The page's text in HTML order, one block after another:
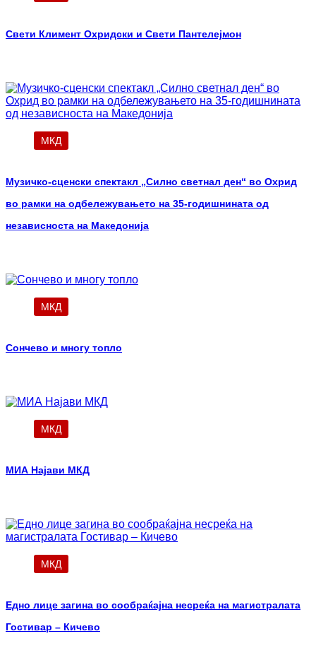
Свети Климент Охридски и Свети Пантелејмон
МКД
Музичко-сценски спектакл „Силно светнал ден“ во Охрид
во рамки на одбележувањето на 35-годишнината од
независноста на Македонија
МКД
Сончево и многу топло
МКД
МИА Најави МКД
МКД
Едно лице загина во сообраќајна несреќа на магистралата
Гостивар – Кичево